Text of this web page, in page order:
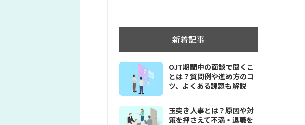
新着記事
OJT期間中の面談で聞くこ
とは？質問例や進め方のコ
ツ、よくある課題も解説
玉突き人事とは？原因や対
策を押さえて不満・退職を